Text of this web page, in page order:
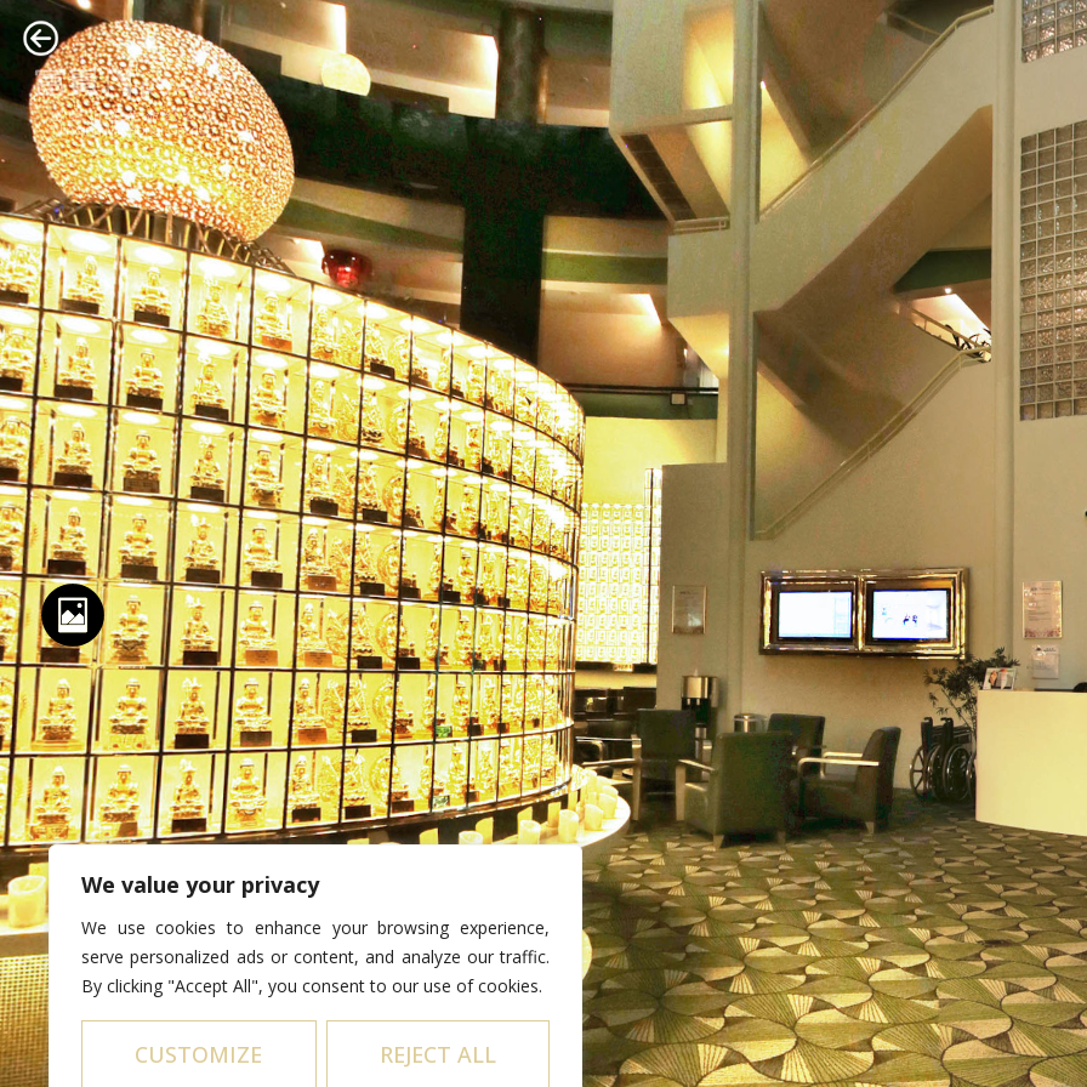
We value your privacy
We use cookies to enhance your browsing experience,
serve personalized ads or content, and analyze our traffic.
By clicking "Accept All", you consent to our use of cookies.
CUSTOMIZE REJECT ALL
跳
容
关于我们 纪念馆 推介 活动 更多
Blk A Little Buddha
关于我们
传承殿堂
福殿 & 神主牌位
推介
殡仪服务
祈福祭拜服务
文章
宣传册
© 2026 Nirvana Memorial Garden Pte. Ltd. All Rights Reserved. -- Official Website Terms & Conditions